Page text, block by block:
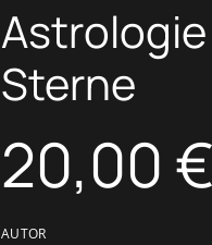
Sterne
20,00 €
AUTOR